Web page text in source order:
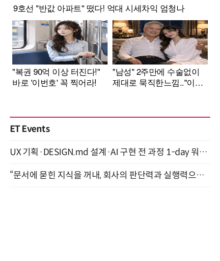
ET Events
UX 기획·DESIGN.md 설계·AI 구현 전 과정 1-day 워크숍 with Claude Code·Codex 9월 15일 개최
“문서에 묻힌 지식을 꺼내, 회사의 판단력과 실행력으로 바꾸다” (8/20)